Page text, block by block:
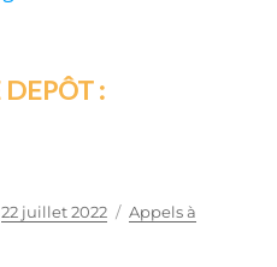
:
Publié
22 juillet 2022 Catégories
Appels à